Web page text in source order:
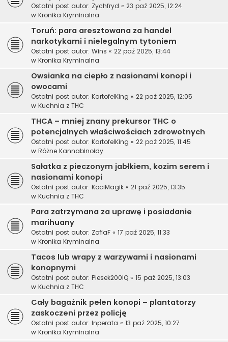
Ostatni post autor: Zychfryd « 23 paź 2025, 12:24
w Kronika Kryminalna
Toruń: para aresztowana za handel
narkotykami i nielegalnym tytoniem
Ostatni post autor: Wins « 22 paź 2025, 13:44
w Kronika Kryminalna
Owsianka na ciepło z nasionami konopi i
owocami
Ostatni post autor: KartofelKing « 22 paź 2025, 12:05
w Kuchnia z THC
THCA – mniej znany prekursor THC o
potencjalnych właściwościach zdrowotnych
Ostatni post autor: KartofelKing « 22 paź 2025, 11:45
w Różne Kannabinoidy
Sałatka z pieczonym jabłkiem, kozim serem i
nasionami konopi
Ostatni post autor: KociMagik « 21 paź 2025, 13:35
w Kuchnia z THC
Para zatrzymana za uprawę i posiadanie
marihuany
Ostatni post autor: ZofiaF « 17 paź 2025, 11:33
w Kronika Kryminalna
Tacos lub wrapy z warzywami i nasionami
konopnymi
Ostatni post autor: Piesek200IQ « 15 paź 2025, 13:03
w Kuchnia z THC
Cały bagażnik pełen konopi – plantatorzy
zaskoczeni przez policję
Ostatni post autor: Inperata « 13 paź 2025, 10:27
w Kronika Kryminalna